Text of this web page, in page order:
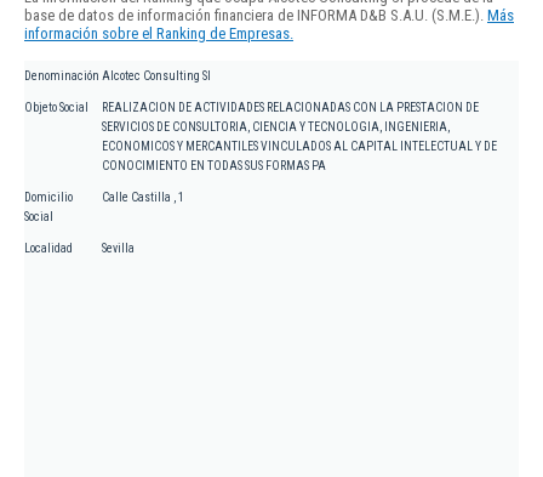
base de datos de información financiera de INFORMA D&B S.A.U. (S.M.E.). Más
información sobre el Ranking de Empresas.
Denominación Alcotec Consulting Sl
Objeto Social
REALIZACION DE ACTIVIDADES RELACIONADAS CON LA PRESTACION DE
SERVICIOS DE CONSULTORIA, CIENCIA Y TECNOLOGIA, INGENIERIA,
ECONOMICOS Y MERCANTILES VINCULADOS AL CAPITAL INTELECTUAL Y DE
CONOCIMIENTO EN TODAS SUS FORMAS PA
Domicilio
Social
Calle Castilla , 1
Localidad Sevilla